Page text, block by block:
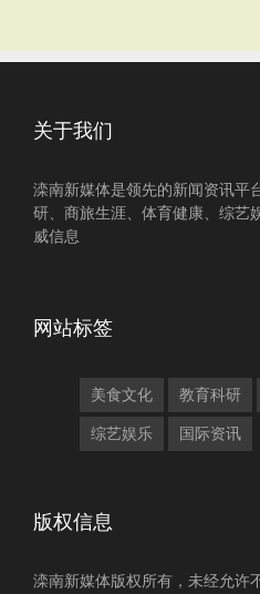
关于我们
滦南新媒体是领先的新闻资讯平
研、商旅生涯、体育健康、综艺
威信息
网站标签
美食文化 教育科研
综艺娱乐 国际资讯
版权信息
滦南新媒体版权所有，未经允许